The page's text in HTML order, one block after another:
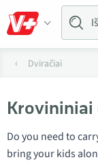
Dviračiai
Do you need to
bring your kids